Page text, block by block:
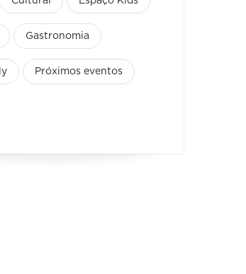
Gastronomia
Próximos eventos